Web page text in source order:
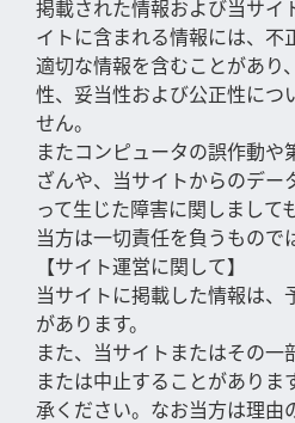
掲載された情報および当サイ
イトに含まれる情報には、不
適切な情報を含むことがあり
性、妥当性および公正性につ
せん。
またコンピュータの誤作動
ざんや、当サイトからのデー
って生じた障害に関しまして
当方は一切責任を負うもので
【サイト運営に関して】
当サイトに掲載した情報は、
があります。
また、当サイトまたはその
または中止することがありま
承ください。なお当方は理由